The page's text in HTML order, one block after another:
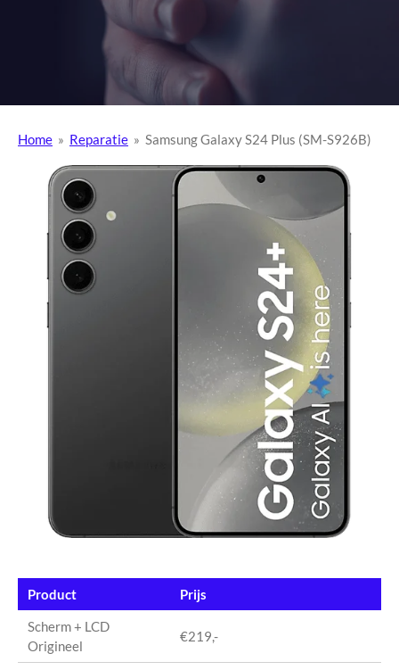
Home » Reparatie » Samsung Galaxy S24 Plus (SM-S926B)
Product
Prijs
Scherm + LCD
Origineel
€219,-